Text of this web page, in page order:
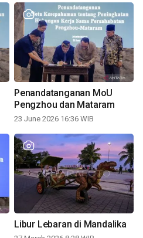
Penandatanganan MoU
Pengzhou dan Mataram
23 June 2026 16:36 WIB
Libur Lebaran di Mandalika